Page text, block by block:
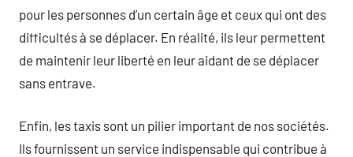
pour les personnes d’un certain âge et ceux qui ont des
difficultés à se déplacer. En réalité, ils leur permettent
de maintenir leur liberté en leur aidant de se déplacer
sans entrave.
Enfin, les taxis sont un pilier important de nos sociétés.
Ils fournissent un service indispensable qui contribue à